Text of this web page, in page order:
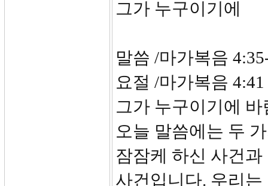
그가 누구이기에
말씀 /마가복음
요절 /마가복음
그가 누구이기에
오늘 말씀에는 두
잠잠케 하신 사건
사건입니다. 우리